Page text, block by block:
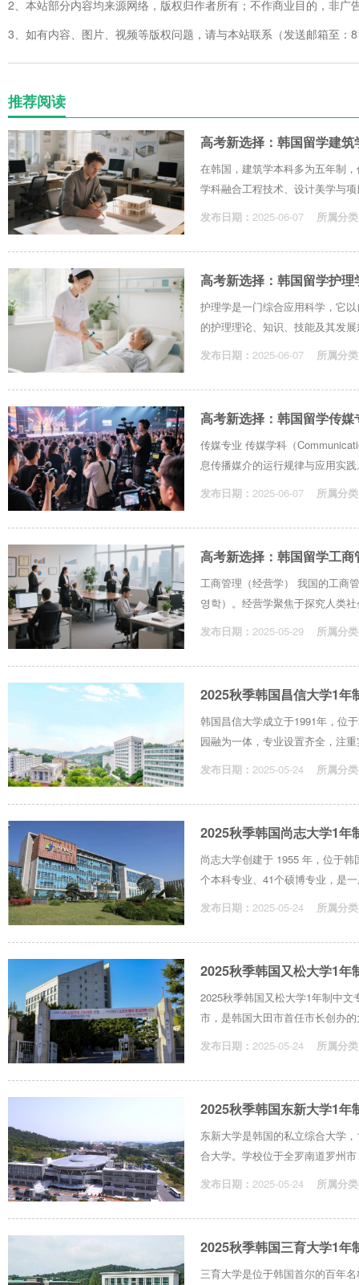
2、本站部分内容均来源网络，版权归作者所有；不作商业目的，非广
3、如有内容、图片、视频等版权问题，请与本站联系（发送邮箱至
推荐阅读
高考新选择：韩国留学建
在韩国，建筑学本科多为五年制
学科融合工程技术、设计美学与
发布日期： 2025-06-07 所属分
高考新选择：韩国留学护
护理学是一门综合应用科学，它
的护理理论、知识、技能及其发
发布日期： 2025-06-07 所属分
高考新选择：韩国留学传媒
传媒专业 传媒学科（
息传播媒介的运行规律与应用实
发布日期： 2025-06-07 所属分
高考新选择：韩国留学工
工商管理（经营学） 我国的工商
영학）。经营学聚焦于探究人类
发布日期： 2025-05-29 所属分
2025秋季韩国昌信大学1年
韩国昌信大学成立于1991年，位
园融为一体，专业设置齐全，注
发布日期： 2025-05-24 所属分
2025秋季韩国尚志大学1年
尚志大学创建于 1955 年，位于
个本科专业、41个硕博专业，是
发布日期： 2025-05-24 所属分
2025秋季韩国又松大学1年
2025秋季韩国又松大学1年制中文
市，是韩国大田市首任市长创办
发布日期： 2025-05-24 所属分
2025秋季韩国东新大学1年
东新大学是韩国的私立综合大学
合大学。学校位于全罗南道罗州
发布日期： 2025-05-24 所属分
2025秋季韩国三育大学1年
三育大学是位于韩国首尔的百年